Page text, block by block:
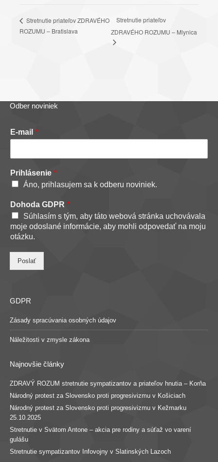
Stretnutie priateľov ZDRAVÉHO
ROZUMU – Bratislava
Stretnutie priateľov
ZDRAVÉHO ROZUMU – Mlynica
Odber noviniek
E-mail *
Prihlásenie *
Áno, prihlasujem sa k odberu noviniek.
Dohoda GDPR *
Súhlasím s tým, aby táto webová stránka uchovávala
moje odoslané informácie, aby mohli odpovedať na moju
otázku.
Poslať
GDPR
Zásady spracúvania osobných údajov
Náležitosti v zmysle zákona
Najnovšie články
ZDRAVÝ ROZUM stretnutie sympatizantov a priateľov hnutia – Korňa
Národný protest za Slovensko proti progresivizmu v Košiciach
Národný protest za Slovensko proti progresivizmu v Kežmarku
25.10.2025
Stretnutie v Svätom Antone – akcia pre rodiny a súťaž vo varení
gulášu
Stretnutie sympatizantov Infovojny v Slatinských Lazoch